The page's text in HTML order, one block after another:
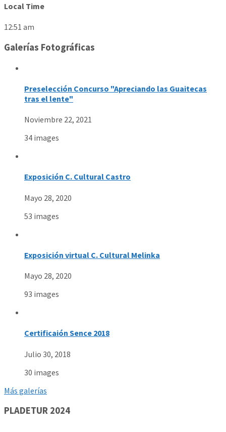
Local Time
12:51 am
Galerías Fotográficas
Preselección Concurso "Apreciando las Guaitecas
tras el lente"
Noviembre 22, 2021
34 images
Exposición C. Cultural Castro
Mayo 28, 2020
53 images
Exposición virtual C. Cultural Melinka
Mayo 28, 2020
93 images
Certificaión Sence 2018
Julio 30, 2018
30 images
Más galerías
PLADETUR 2024